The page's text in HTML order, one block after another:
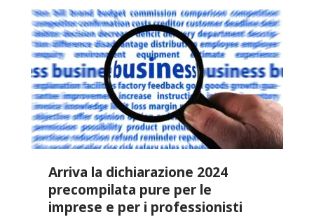
Arriva la dichiarazione 2024
precompilata pure per le
imprese e per i professionisti